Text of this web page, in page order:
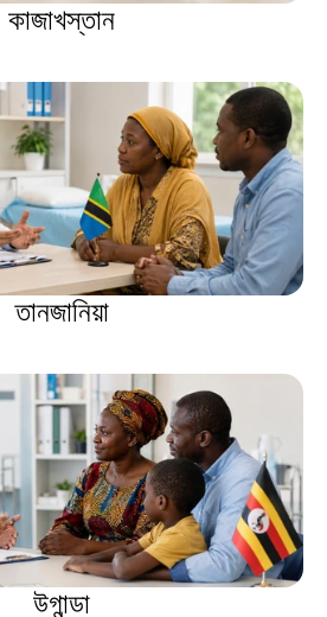
কাজাখস্তান
তানজানিয়া
উগান্ডা